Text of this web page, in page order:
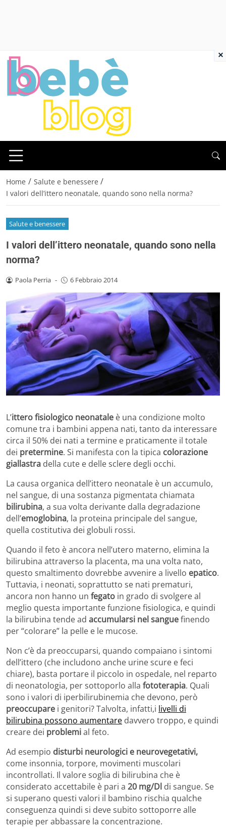
Home / Salute e benessere /
I valori dell’ittero neonatale, quando sono nella norma?
Salute e benessere
I valori dell’ittero neonatale, quando sono nella
norma?
Paola Perria - 6 Febbraio 2014
L’ittero fisiologico neonatale è una condizione molto
comune tra i bambini appena nati, tanto da interessare
circa il 50% dei nati a termine e praticamente il totale
dei pretermine. Si manifesta con la tipica colorazione
giallastra della cute e delle sclere degli occhi.
La causa organica dell’ittero neonatale è un accumulo,
nel sangue, di una sostanza pigmentata chiamata
bilirubina, a sua volta derivante dalla degradazione
dell’emoglobina, la proteina principale del sangue,
quella costitutiva dei globuli rossi.
Quando il feto è ancora nell’utero materno, elimina la
bilirubina attraverso la placenta, ma una volta nato,
questo smaltimento dovrebbe avvenire a livello epatico.
Tuttavia, i neonati, soprattutto se nati prematuri,
ancora non hanno un fegato in grado di svolgere al
meglio questa importante funzione fisiologica, e quindi
la bilirubina tende ad accumularsi nel sanguefinendo
per “colorare” la pelle e le mucose.
Non c’è da preoccuparsi, quando compaiano i sintomi
dell’ittero (che includono anche urine scure e feci
chiare), basta portare il piccolo in ospedale, nel reparto
di neonatologia, per sottoporlo alla fototerapia. Quali
sono i valori di iperbilirubinemia che devono, però
preoccupare i genitori? Talvolta, infatti,i livelli di
bilirubina possono aumentare davvero troppo, e quindi
creare dei problemial feto.
Ad esempio disturbi neurologici e neurovegetativi,
come insonnia, torpore, movimenti muscolari
incontrollati. Il valore soglia di bilirubina che è
considerato accettabile è pari a 20 mg/Dl di sangue. Se
si superano questi valori il bambino rischia qualche
conseguenza quindi si deve subito sottoporre alle
terapie per abbassare la concentrazione.
×